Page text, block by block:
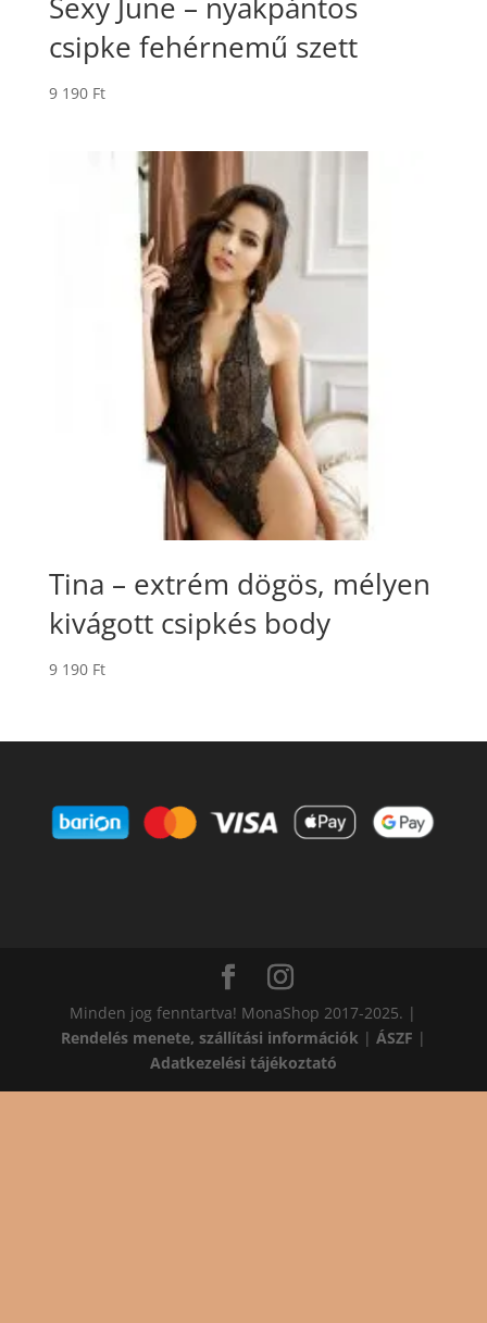
Sexy June – nyakpántos
csipke fehérnemű szett
9 190 Ft
Tina – extrém dögös, mélyen
kivágott csipkés body
9 190 Ft
Minden jog fenntartva! MonaShop 2017-2025. |
Rendelés menete, szállítási információk| ÁSZF |
Adatkezelési tájékoztató